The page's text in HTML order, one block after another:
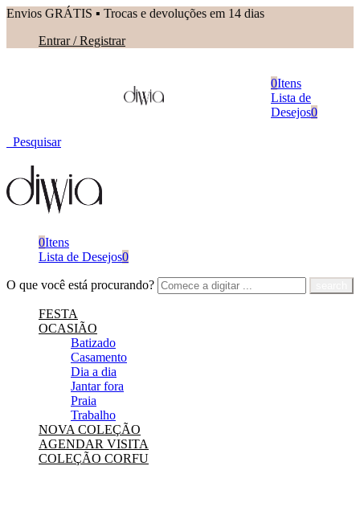
Envios GRÁTIS ▪︎ Trocas e devoluções em 14 dias
Entrar / Registrar
0Itens
Lista de
Desejos0
Pesquisar
0Itens
Lista de Desejos0
O que você está procurando?
FESTA
OCASIÃO
Batizado
Casamento
Dia a dia
Jantar fora
Praia
Trabalho
NOVA COLEÇÃO
AGENDAR VISITA
COLEÇÃO CORFU